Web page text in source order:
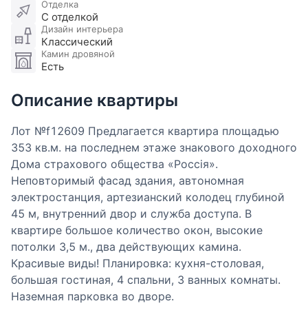
Отделка
С отделкой
Дизайн интерьера
Классический
Камин дровяной
Есть
Описание квартиры
Лот №f12609 Предлагается квартира площадью
353 кв.м. на последнем этаже знакового доходного
Дома страхового общества «Россiя».
Неповторимый фасад здания, автономная
электростанция, артезианский колодец глубиной
45 м, внутренний двор и служба доступа. В
квартире большое количество окон, высокие
потолки 3,5 м., два действующих камина.
Красивые виды! Планировка: кухня-столовая,
большая гостиная, 4 спальни, 3 ванных комнаты.
Наземная парковка во дворе.